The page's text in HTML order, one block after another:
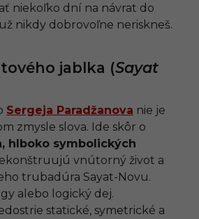
niekoľko dní na návrat do
nikdy dobrovoľne neriskneš.
jablka (Sayat
Sergeja Paradžanova nie je
zmysle slova. Ide skôr o
hlboko symbolických
vnútorný život a
trubadúra Sayat-Novu.
alebo logický dej.
statické, symetrické a